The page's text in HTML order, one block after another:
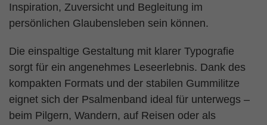
Inspiration, Zuversicht und Begleitung im
persönlichen Glaubensleben sein können.
Die einspaltige Gestaltung mit klarer Typografie
sorgt für ein angenehmes Leseerlebnis. Dank des
kompakten Formats und der stabilen Gummilitze
eignet sich der Psalmenband ideal für unterwegs –
beim Pilgern, Wandern, auf Reisen oder als